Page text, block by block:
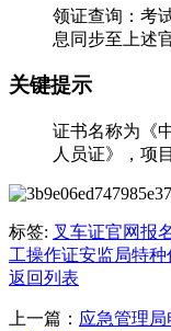
领证查询‌：考
息同步至上述
关键提示
证书名称为《
人员证》，项
标签: 叉车证官网报
工操作证安监局特种
返回列表
上一篇： 应急管理